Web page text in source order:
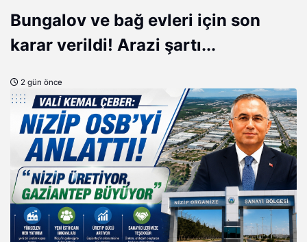
Bungalov ve bağ evleri için son
karar verildi! Arazi şartı...
2 gün önce